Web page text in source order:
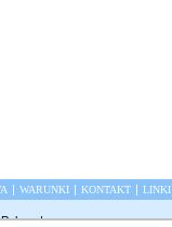
| WARUNKI | KONTAKT | LINKI
|